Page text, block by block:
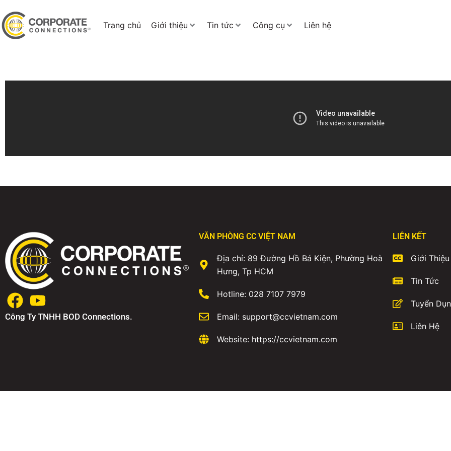
Trang chủ Giới thiệu Tin tức Công cụ Liên hệ
Công Ty TNHH BOD Connections.
VĂN PHÒNG CC VIỆT NAM
Địa chỉ: 89 Đường Hồ Bá Kiện, Phường Hoà
Hưng, Tp HCM
Hotline: 028 7107 7979
Email: support@ccvietnam.com
Website: https://ccvietnam.com
LIÊN KẾT
Giới Thiệu
Tin Tức
Tuyển
Liên Hệ